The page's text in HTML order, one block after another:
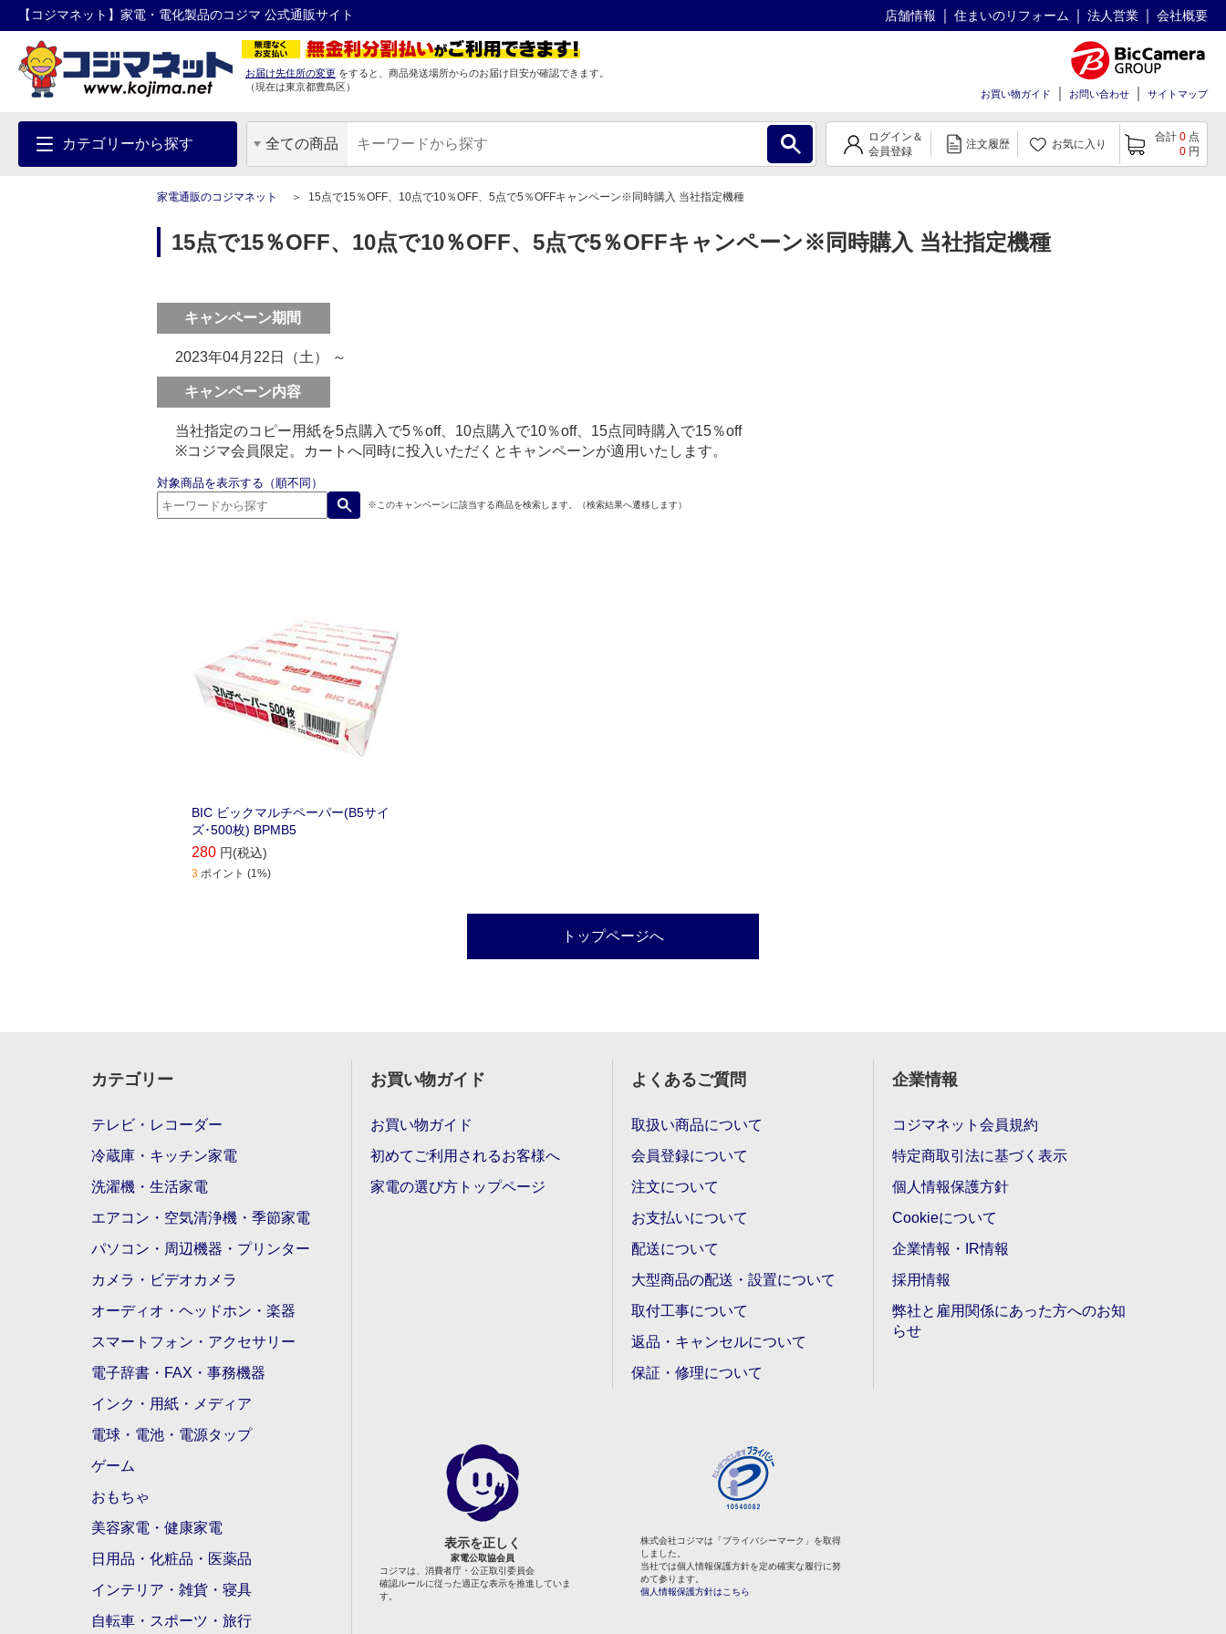
【コジマネット】家電・電化製品のコジマ 公式通販サイト 店舗情報 住まいのリフォーム 法人営業 会社概要
お届け先住所の変更 をすると、商品発送場所からのお届け目安が確認できます。
（現在は東京都豊島区）
お買い物ガイド お問い合わせ サイトマップ
カテゴリーから探す 全ての商品
ログイン＆
会員登録
注文履歴 お気に入り
合計 0 点
0 円
家電通販のコジマネット 15点で15％OFF、10点で10％OFF、5点で5％OFFキャンペーン※同時購入 当社指定機種
15点で15％OFF、10点で10％OFF、5点で5％OFFキャンペーン※同時購入 当社指定機種
キャンペーン期間
2023年04月22日（土） ～
キャンペーン内容
当社指定のコピー用紙を5点購入で5％off、10点購入で10％off、15点同時購入で15％off
※コジマ会員限定。カートへ同時に投入いただくとキャンペーンが適用いたします。
対象商品を表示する（順不同）
※このキャンペーンに該当する商品を検索します。（検索結果へ遷移します）
BIC ビックマルチペーパー(B5サイ
ズ･500枚) BPMB5
280 円(税込)
3 ポイント (1%)
トップページへ
カテゴリー
テレビ・レコーダー
冷蔵庫・キッチン家電
洗濯機・生活家電
エアコン・空気清浄機・季節家電
パソコン・周辺機器・プリンター
カメラ・ビデオカメラ
オーディオ・ヘッドホン・楽器
スマートフォン・アクセサリー
電子辞書・FAX・事務機器
インク・用紙・メディア
電球・電池・電源タップ
ゲーム
おもちゃ
美容家電・健康家電
日用品・化粧品・医薬品
インテリア・雑貨・寝具
自転車・スポーツ・旅行
お買い物ガイド
お買い物ガイド
初めてご利用されるお客様へ
家電の選び方トップページ
よくあるご質問
取扱い商品について
会員登録について
注文について
お支払いについて
配送について
大型商品の配送・設置について
取付工事について
返品・キャンセルについて
保証・修理について
企業情報
コジマネット会員規約
特定商取引法に基づく表示
個人情報保護方針
Cookieについて
企業情報・IR情報
採用情報
弊社と雇用関係にあった方へのお知
らせ
表示を正しく
家電公取協会員
コジマは、消費者庁・公正取引委員会
確認ルールに従った適正な表示を推進していま
す。
株式会社コジマは「プライバシーマーク」を取得
しました。
当社では個人情報保護方針を定め確実な履行に努
めて参ります。
個人情報保護方針はこちら